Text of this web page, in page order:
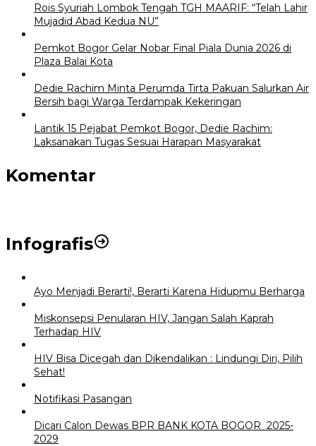
Rois Syuriah Lombok Tengah TGH MAARIF: “Telah Lahir
Mujadid Abad Kedua NU”
Pemkot Bogor Gelar Nobar Final Piala Dunia 2026 di
Plaza Balai Kota
Dedie Rachim Minta Perumda Tirta Pakuan Salurkan Air
Bersih bagi Warga Terdampak Kekeringan
Lantik 15 Pejabat Pemkot Bogor, Dedie Rachim:
Laksanakan Tugas Sesuai Harapan Masyarakat
Komentar
Infografis
Ayo Menjadi Berarti!, Berarti Karena Hidupmu Berharga
Miskonsepsi Penularan HIV, Jangan Salah Kaprah
Terhadap HIV
HIV Bisa Dicegah dan Dikendalikan : Lindungi Diri, Pilih
Sehat!
Notifikasi Pasangan
Dicari Calon Dewas BPR BANK KOTA BOGOR 2025-
2029